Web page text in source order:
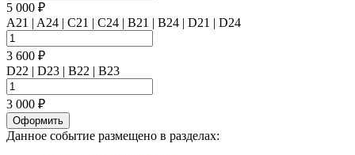
5 000 ₽
A21 | A24 | C21 | C24 | B21 | B24 | D21 | D24
3 600 ₽
D22 | D23 | B22 | B23
3 000 ₽
Оформить
Данное событие размещено в разделах: